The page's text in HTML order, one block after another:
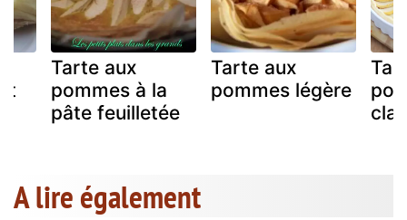
Tarte aux
pommes à la
pâte feuilletée
Tarte aux
pommes légère
A lire également